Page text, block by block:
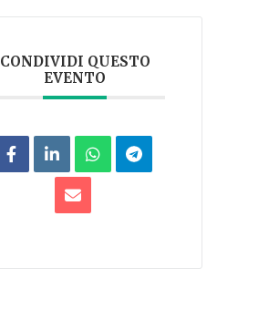
CONDIVIDI QUESTO
EVENTO